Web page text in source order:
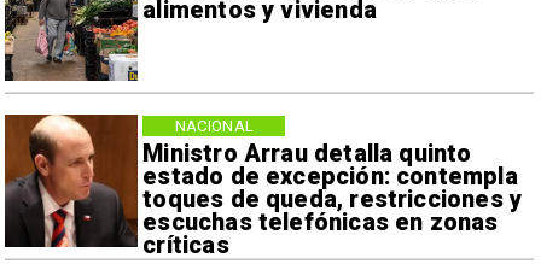
alimentos y vivienda
Ministro Arrau detalla quinto
estado de excepción: contempla
toques de queda, restricciones y
escuchas telefónicas en zonas
críticas
NACIONAL